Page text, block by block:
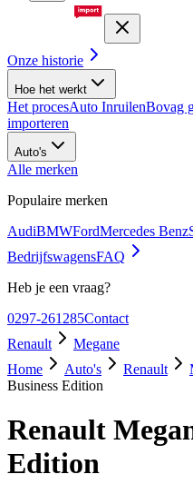
Onze historie
Hoe het werkt
Het procesAuto InruilenBovag
importeren
Auto's
Alle merken
Populaire merken
AudiBMWFordMercedes Benz
BedrijfswagensFAQ
Heb je een vraag?
0297-261285Contact
Renault
Megane
Home
Auto's Renault
Business Edition
Renault
Edition